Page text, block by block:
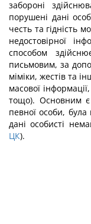
забороні
порушені дані
честь та гідність
недостовірної
способом
письмовим, за
міміки, жестів та
масової
тощо). Основним є
певної особи,
дані особисті
ЦК).